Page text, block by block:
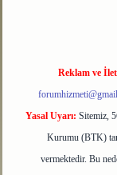
Reklam ve
Yasal Uyarı: Sitemiz,
Kurumu (BTK)
vermektedir. Bu